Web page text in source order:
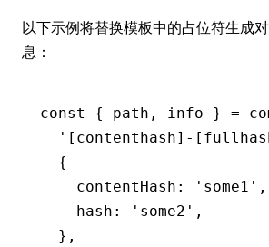
以下示例将替换模板中的占位符生成
息：
const { path , info } =
'[contenthash]-
  {
    contentHash
: 'some1' ,
    hash
: 'some2' ,
  }
,